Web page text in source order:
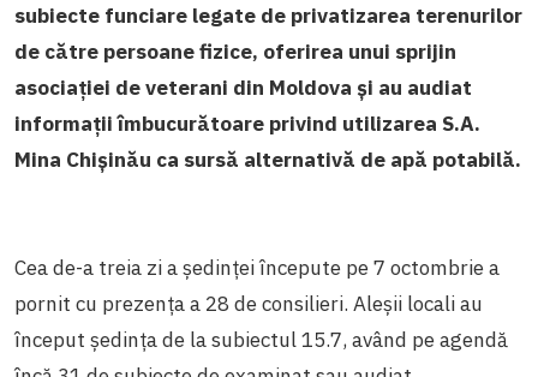
subiecte funciare legate de privatizarea terenurilor
de către persoane fizice, oferirea unui sprijin
asociației de veterani din Moldova și au audiat
informații îmbucurătoare privind utilizarea S.A.
Mina Chișinău ca sursă alternativă de apă potabilă.
Cea de-a treia zi a ședinței începute pe 7 octombrie a
pornit cu prezența a 28 de consilieri. Aleșii locali au
început ședința de la subiectul 15.7, având pe agendă